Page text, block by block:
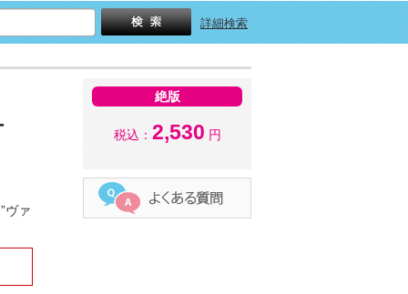
詳細検索
ヴァ
絶版
税込： 2,530 円